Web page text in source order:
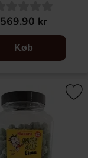
569.90 kr
Køb